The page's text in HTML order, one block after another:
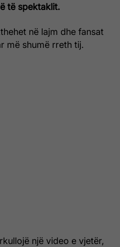
të spektaklit.
në lajm dhe fansat
më shumë rreth tij.
një video e vjetër,